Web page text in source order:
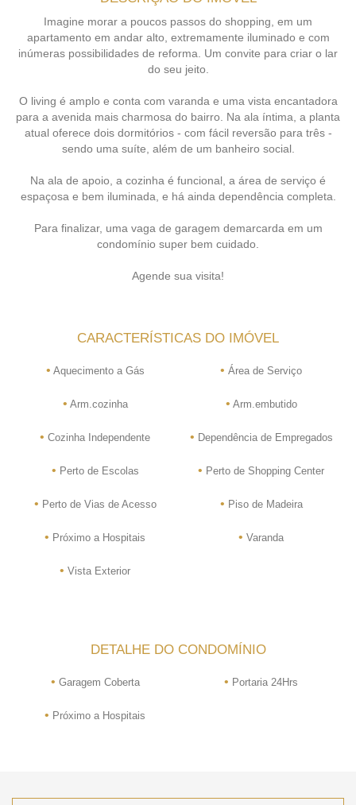
Imagine morar a poucos passos do shopping, em um
apartamento em andar alto, extremamente iluminado e com
inúmeras possibilidades de reforma. Um convite para criar o lar
do seu jeito.
O living é amplo e conta com varanda e uma vista encantadora
para a avenida mais charmosa do bairro. Na ala íntima, a planta
atual oferece dois dormitórios - com fácil reversão para três -
sendo uma suíte, além de um banheiro social.
Na ala de apoio, a cozinha é funcional, a área de serviço é
espaçosa e bem iluminada, e há ainda dependência completa.
Para finalizar, uma vaga de garagem demarcarda em um
condomínio super bem cuidado.
Agende sua visita!
CARACTERÍSTICAS DO IMÓVEL
• Aquecimento a Gás • Área de Serviço
• Arm.cozinha • Arm.embutido
• Cozinha Independente • Dependência de Empregados
• Perto de Escolas • Perto de Shopping Center
• Perto de Vias de Acesso • Piso de Madeira
• Próximo a Hospitais • Varanda
• Vista Exterior
DETALHE DO CONDOMÍNIO
• Garagem Coberta • Portaria 24Hrs
• Próximo a Hospitais